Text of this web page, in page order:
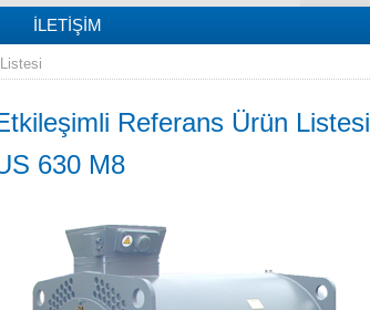
İLETIŞIM
Referans Ürün Listesi
630 M8